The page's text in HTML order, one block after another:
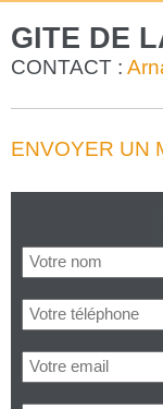
GITE DE
CONTACT :
ENVOYER UN